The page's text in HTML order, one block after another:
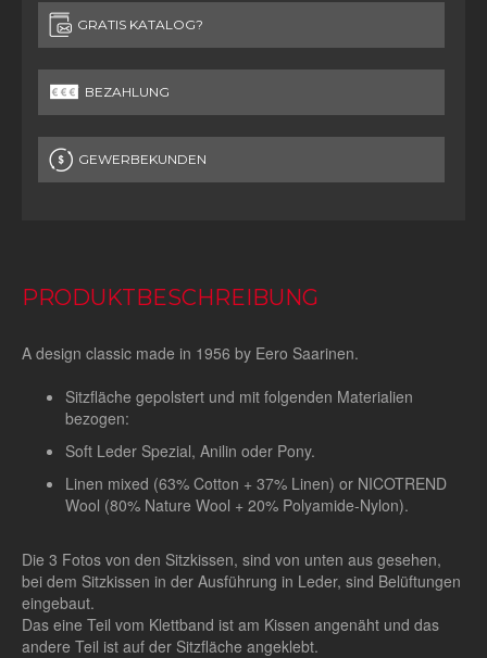
GRATIS KATALOG?
BEZAHLUNG
GEWERBEKUNDEN
PRODUKTBESCHREIBUNG
A design classic made in 1956 by Eero Saarinen.
Sitzfläche gepolstert und mit folgenden Materialien
bezogen:
Soft Leder Spezial, Anilin oder Pony.
Linen mixed (63% Cotton + 37% Linen) or NICOTREND
Wool (80% Nature Wool + 20% Polyamide-Nylon).
Die 3 Fotos von den Sitzkissen, sind von unten aus gesehen,
bei dem Sitzkissen in der Ausführung in Leder, sind Belüftungen
eingebaut.
Das eine Teil vom Klettband ist am Kissen angenäht und das
andere Teil ist auf der Sitzfläche angeklebt.